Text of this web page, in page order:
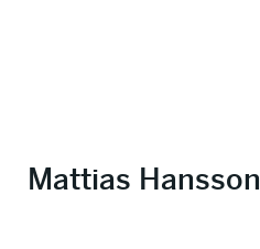
Mattias Hansson